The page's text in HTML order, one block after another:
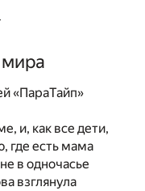
мира
«ПараТайп»
и, как все дети,
где есть мама
в одночасье
взглянула